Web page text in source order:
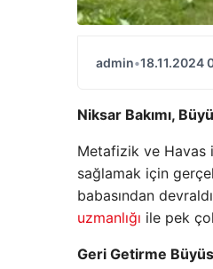
admin•18.11.2024
Niksar Bakımı,
Metafizik ve Havas
sağlamak için
babasından
uzmanlığı ile pek
Geri Getirme